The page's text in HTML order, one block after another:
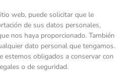
web, puede solicitar que le
de sus datos personales,
nos haya proporcionado. También
dato personal que tengamos.
estemos obligados a conservar con
o de seguridad.